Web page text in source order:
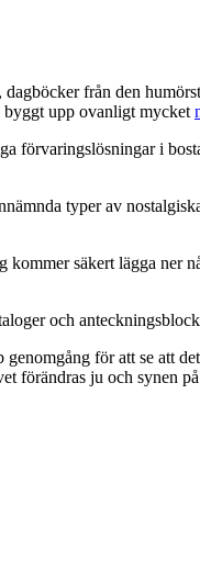
från den
byggt upp ovanligt mycket
förvaringslösningar i
typer av
kommer säkert lägga ner
och
för att se att
förändras ju och synen